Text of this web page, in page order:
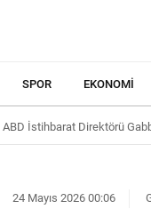
SPOR EKONOMI
ABD İstihbarat Direktörü
24 Mayıs 2026 00:06